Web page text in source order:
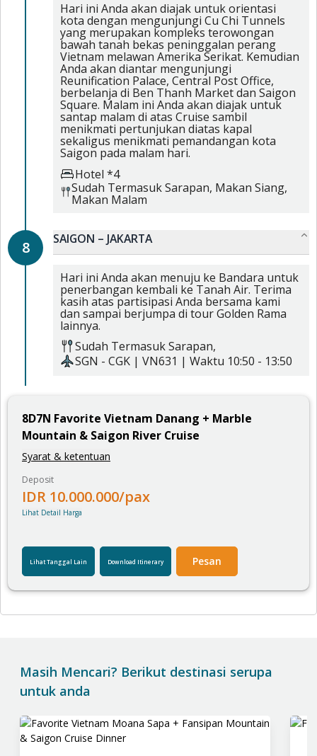
Hari ini Anda akan diajak untuk orientasi
kota dengan mengunjungi Cu Chi Tunnels
yang merupakan kompleks terowongan
bawah tanah bekas peninggalan perang
Vietnam melawan Amerika Serikat. Kemudian
Anda akan diantar mengunjungi
Reunification Palace, Central Post Office,
berbelanja di Ben Thanh Market dan Saigon
Square. Malam ini Anda akan diajak untuk
santap malam di atas Cruise sambil
menikmati pertunjukan diatas kapal
sekaligus menikmati pemandangan kota
Saigon pada malam hari.
Hotel *4
Sudah TermasukSarapan, Makan Siang,
Makan Malam
8 SAIGON – JAKARTA
Hari ini Anda akan menuju ke Bandara untuk
penerbangan kembali ke Tanah Air. Terima
kasih atas partisipasi Anda bersama kami
dan sampai berjumpa di tour Golden Rama
lainnya.
Sudah TermasukSarapan,
SGN - CGK | VN631 | Waktu 10:50 - 13:50
8D7N Favorite Vietnam Danang + Marble
Mountain & Saigon River Cruise
Syarat & ketentuan
Deposit
IDR 10.000.000/pax
Lihat Detail Harga
Lihat Tanggal Lain Download Itinerary Pesan
Masih Mencari? Berikut destinasi serupa
untuk anda